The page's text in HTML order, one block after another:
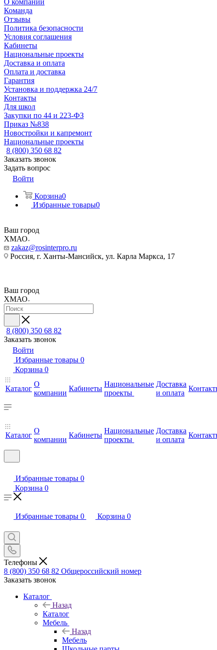
О компании
Команда
Отзывы
Политика безопасности
Условия соглашения
Кабинеты
Национальные проекты
Доставка и оплата
Оплата и доставка
Гарантия
Установка и поддержка 24/7
Контакты
Для школ
Закупки по 44 и 223-ФЗ
Приказ №838
Новостройки и капремонт
Национальные проекты
8 (800) 350 68 82
Заказать звонок
Задать вопрос
Войти
Корзина0
Избранные товары0
Ваш город
ХМАО
zakaz@rosinterpro.ru
Россия, г. Ханты-Мансийск, ул. Карла Маркса, 17
Ваш город
ХМАО
8 (800) 350 68 82
Заказать звонок
Войти
Избранные товары 0
Корзина 0
Каталог
О
компании
Кабинеты
Национальные
проекты
Доставка
и оплата
Каталог
О
компании
Кабинеты
Национальные
проекты
Доставка
и оплата
Избранные товары 0
Корзина 0
Избранные товары 0 Корзина 0
Телефоны
8 (800) 350 68 82 Общероссийский номер
Заказать звонок
Каталог
Назад
Каталог
Мебель
Назад
Мебель